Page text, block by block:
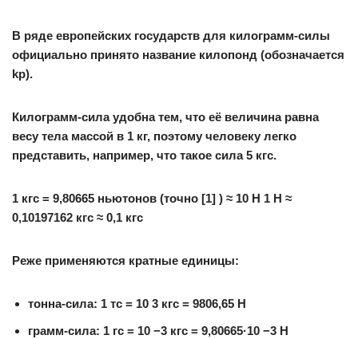
В ряде европейских государств для килограмм-силы
официально принято название килопонд (обозначается
kp).
Килограмм-сила удобна тем, что её величина равна
весу тела массой в 1 кг, поэтому человеку легко
представить, например, что такое сила 5 кгс.
1 кгс = 9,80665 ньютонов (точно [1] ) ≈ 10 Н 1 Н ≈
0,10197162 кгс ≈ 0,1 кгс
Реже применяются кратные единицы:
тонна-сила: 1 тс = 10 3 кгс = 9806,65 Н
грамм-сила: 1 гс = 10 −3 кгс = 9,80665·10 −3 Н